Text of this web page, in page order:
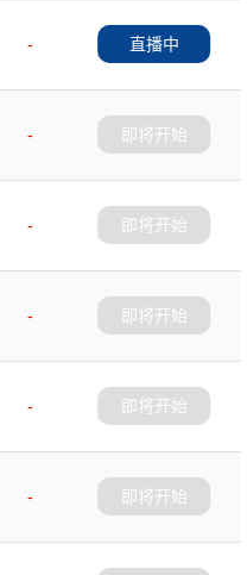
-
直播中
-
即将开始
-
即将开始
-
即将开始
-
即将开始
-
即将开始